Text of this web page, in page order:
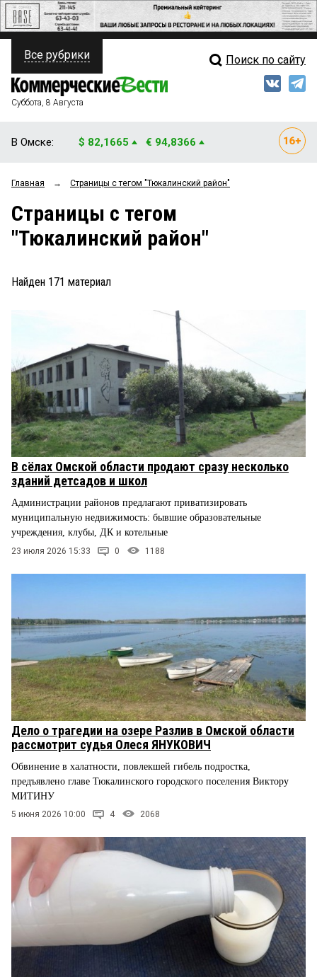
ПОЛИТИКА
ФИНАНСЫ
ОБЩЕСТВО
ЗАКОН
ПРОИСШЕСТВИЯ
Свежий выпуск
Мнения
Блоги
Все рубрики Поиск по сайту
Суббота, 8 Августа
В Омске: $ 82,1665 € 94,8366
Главная → Страницы c тегом "Тюкалинский район"
Страницы c тегом
"Тюкалинский район"
Найден 171 материал
В сёлах Омской области продают сразу несколько
зданий детсадов и школ
Администрации районов предлагают приватизировать
муниципальную недвижимость: бывшие образовательные
учреждения, клубы, ДК и котельные
23 июля 2026 15:33 0 1188
Дело о трагедии на озере Разлив в Омской области
рассмотрит судья Олеся ЯНУКОВИЧ
Обвинение в халатности, повлекшей гибель подростка,
предъявлено главе Тюкалинского городского поселения Виктору
МИТИНУ
5 июня 2026 10:00 4 2068